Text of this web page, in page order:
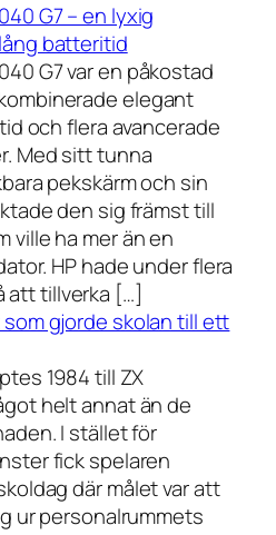
G7 – en lyxig
batteritid
G7 var en påkostad
elegant
och flera avancerade
Med sitt tunna
pekskärm och sin
den sig främst till
ville ha mer än en
HP hade under flera
att tillverka […]
gjorde skolan till ett
1984 till ZX
helt annat än de
I stället för
fick spelaren
där målet var att
ur personalrummets